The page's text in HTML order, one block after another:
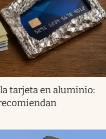
tarjeta en aluminio: